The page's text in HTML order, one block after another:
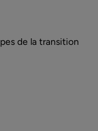
de la transition